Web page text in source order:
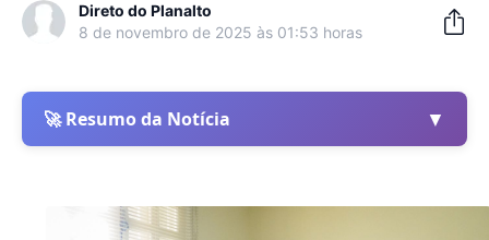
Direto do Planalto
8 de novembro de 2025 às 01:53 horas
🚀 Resumo da Notícia ▼